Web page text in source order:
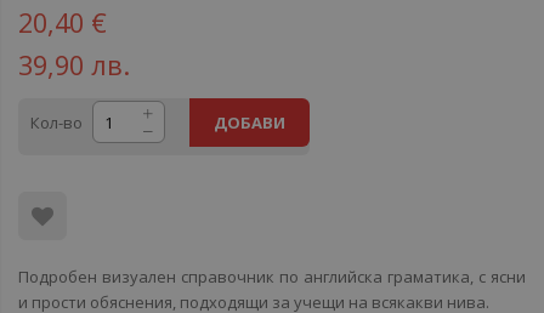
20,40 €
39,90 лв.
Кол-во ДОБАВИ
Подробен визуален справочник по английска граматика, с ясни
и прости обяснения, подходящи за учещи на всякакви нива.